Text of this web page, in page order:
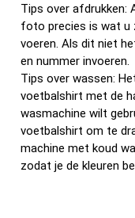
Tips over afdrukken:
foto precies is wat u
voeren. Als dit niet
en nummer invoeren.
Tips over wassen:
voetbalshirt met de
wasmachine wilt
voetbalshirt om te
machine met koud
zodat je de kleuren